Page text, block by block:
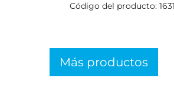
Código del producto:
Más productos